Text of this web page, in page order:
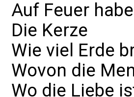
Auf Feuer
Die Kerze
Wie viel Erde
Wovon die
Wo die Liebe